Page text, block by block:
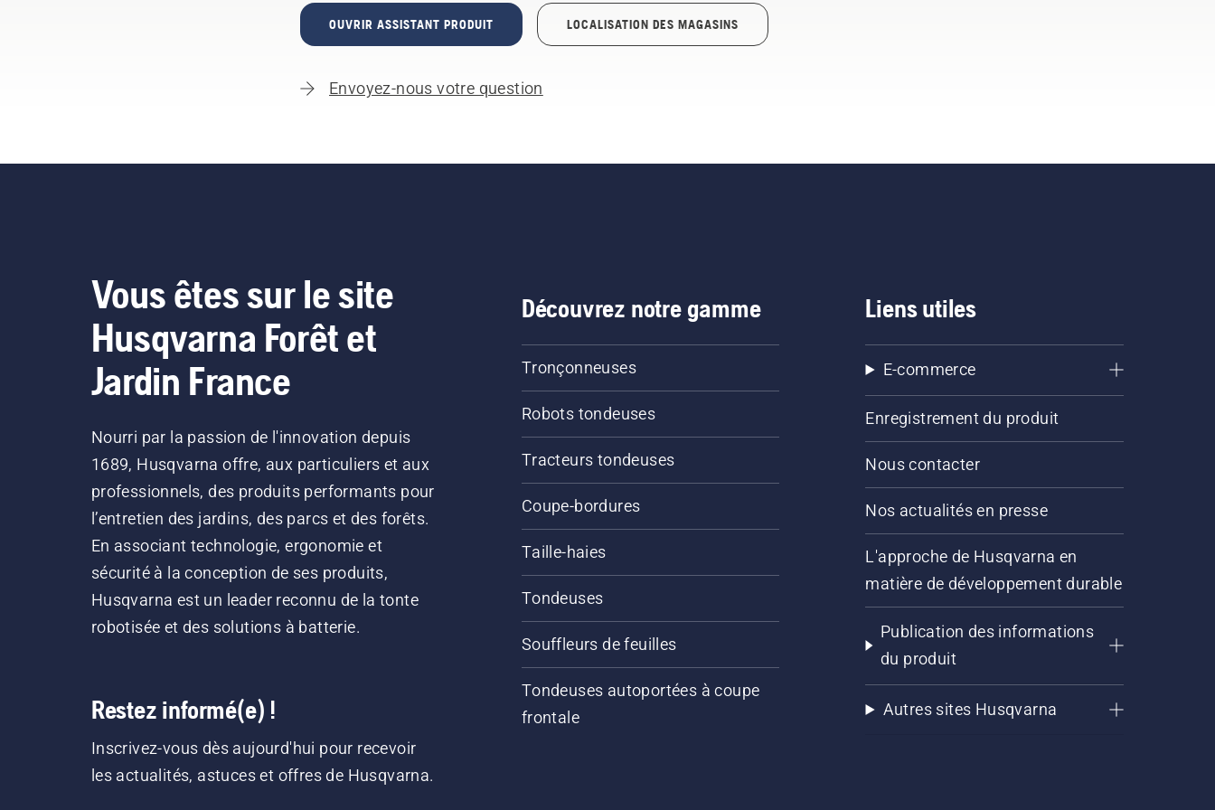
OUVRIR ASSISTANT PRODUIT LOCALISATION DES MAGASINS
Envoyez-nous votre question
Vous êtes sur le site
Husqvarna Forêt et
Jardin France
Nourri par la passion de l'innovation depuis
1689, Husqvarna offre, aux particuliers et aux
professionnels, des produits performants pour
l’entretien des jardins, des parcs et des forêts.
En associant technologie, ergonomie et
sécurité à la conception de ses produits,
Husqvarna est un leader reconnu de la tonte
robotisée et des solutions à batterie.
Restez informé(e) !
Inscrivez-vous dès aujourd'hui pour recevoir
les actualités, astuces et offres de Husqvarna.
Découvrez notre gamme
Tronçonneuses
Robots tondeuses
Tracteurs tondeuses
Coupe-bordures
Taille-haies
Tondeuses
Souffleurs de feuilles
Tondeuses autoportées à coupe
frontale
Liens utiles
E-commerce
Enregistrement du produit
Nous contacter
Nos actualités en presse
L'approche de Husqvarna en
matière de développement durable
Publication des informations
du produit
Autres sites Husqvarna